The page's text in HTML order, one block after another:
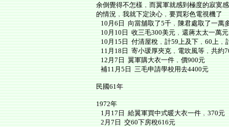
余倒覺得不怎樣﹐而翼軍就感到極度的寂寞
的情況﹐我就下定決心﹐要買彩色電視機了
10月6日 向當舖取了5千﹐陳君處取了一萬
10月10日 收三毛300美元﹐還蔣太太一萬
10月15日 付清屋稅﹐計59上及下﹐60上﹐
11月18日 寄小瑗厚夾克﹐電吹風等﹐共約
12月7日 翼軍購大衣一件﹐價900元
補11月5日 三毛申請學校用去4400元
民國61年
1972年
1月17日 給翼軍買中式暖大衣一件﹐370元
2月7日 交60下房稅616元